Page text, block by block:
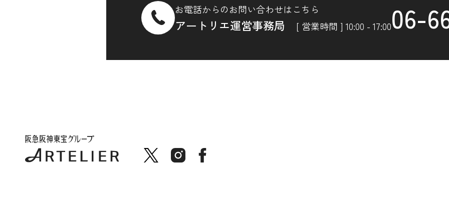
お電話からのお問い合わせはこちら
アートリエ運営事務局 [ 営業時間 ] 10:00 - 17:0006-